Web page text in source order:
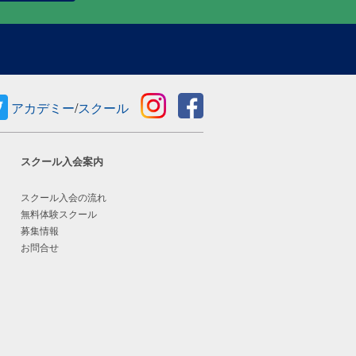
アカデミー/スクール
スクール入会案内
スクール入会の流れ
無料体験スクール
募集情報
お問合せ